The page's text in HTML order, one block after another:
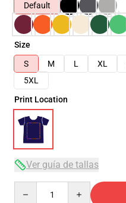
Default
Size
S
M L XL
5XL
Print Location
Ver guía de tallas